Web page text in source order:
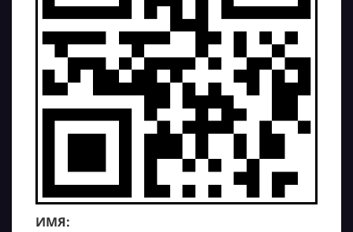
ИМЯ: